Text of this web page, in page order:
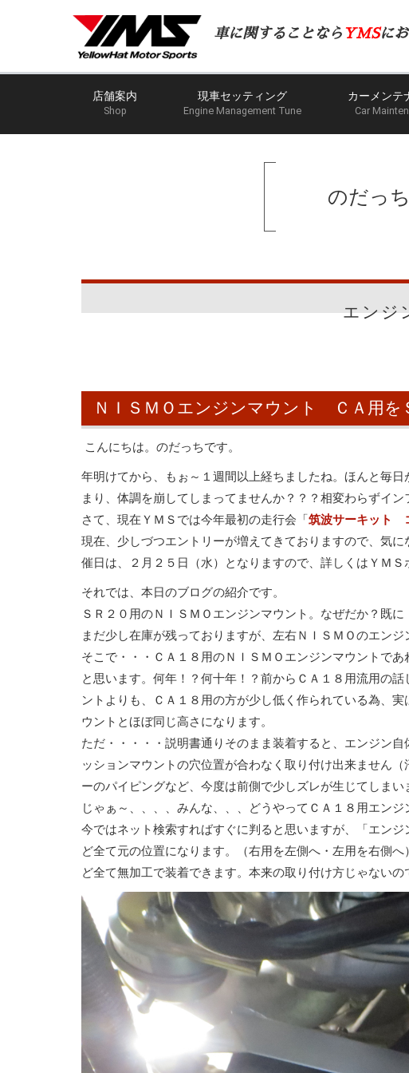
車に関することなら YMSに
店舗案内
Shop
現車セッティング
Engine Management Tune
カーメンテ
Car
のだっ
エンジ
ＮＩＳＭＯエンジンマウント ＣＡ用を
こんにちは。のだっちです。
年明けてから、もぉ～１週間以上経ちましたね。ほんと毎
まり、体調を崩してしまってませんか？？？相変わらずイ
さて、現在ＹＭＳでは今年最初の走行会「筑波サーキット
現在、少しづつエントリーが増えてきておりますので、気
催日は、２月２５日（水）となりますので、詳しくはＹＭＳ
それでは、本日のブログの紹介です。
ＳＲ２０用のＮＩＳＭＯエンジンマウント。なぜだか？既
まだ少し在庫が残っておりますが、左右ＮＩＳＭＯのエン
そこで・・・ＣＡ１８用のＮＩＳＭＯエンジンマウントで
と思います。何年！？何十年！？前からＣＡ１８用流用の
ントよりも、ＣＡ１８用の方が少し低く作られている為、
ウントとほぼ同じ高さになります。
ただ・・・・・説明書通りそのまま装着すると、エンジン
ッションマウントの穴位置が合わなく取り付け出来ません
ーのパイピングなど、今度は前側で少しズレが生じてしまい
じゃぁ～、、、、みんな、、、どうやってＣＡ１８用エン
今ではネット検索すればすぐに判ると思いますが、「エン
ど全て元の位置になります。（右用を左側へ・左用を右側
ど全て無加工で装着できます。本来の取り付け方じゃない